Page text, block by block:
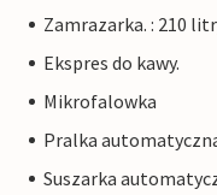
Zamrazarka. : 210
Ekspres do kawy.
Mikrofalowka
Pralka
Suszarka